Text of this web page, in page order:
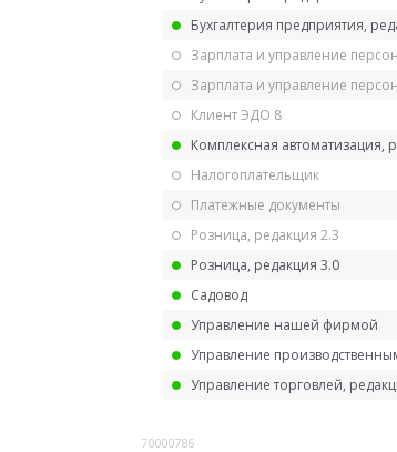
Бухгалтерия предприятия,
Зарплата и управление
Зарплата и управление
Клиент ЭДО 8
Комплексная автоматизация,
Налогоплательщик
Платежные документы
Розница, редакция 2.3
Розница, редакция 3.0
Садовод
Управление нашей фирмой
Управление
Управление торговлей,
70000786